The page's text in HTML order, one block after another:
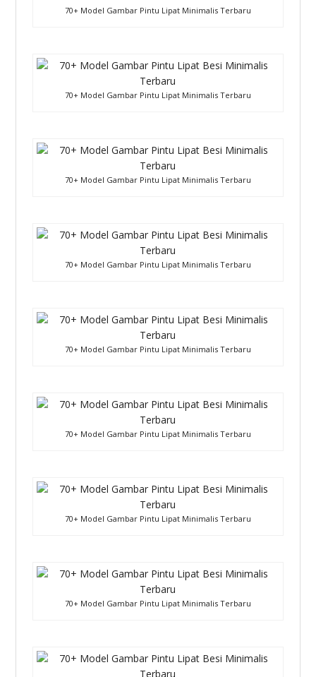
70+ Model Gambar Pintu Lipat Minimalis Terbaru
70+ Model Gambar Pintu Lipat Minimalis Terbaru
70+ Model Gambar Pintu Lipat Minimalis Terbaru
70+ Model Gambar Pintu Lipat Minimalis Terbaru
70+ Model Gambar Pintu Lipat Minimalis Terbaru
70+ Model Gambar Pintu Lipat Minimalis Terbaru
70+ Model Gambar Pintu Lipat Minimalis Terbaru
70+ Model Gambar Pintu Lipat Minimalis Terbaru